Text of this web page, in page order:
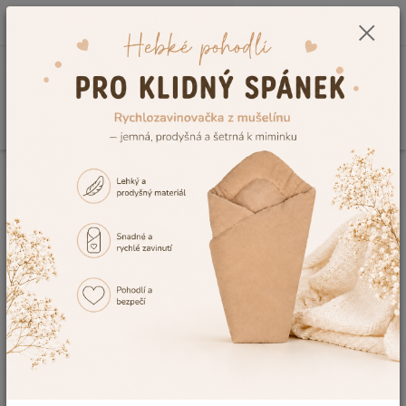
0,00 Kč
Dětský nábytek Doplňky do pokoje
Doplňky do dětského pokoje -
koše na hračky i dětská křesílka
Nakupujte také krásné doplňky do dětského pokojev
moderních designech. V naší nabídce můžete najít praktické
dětskéskládací koše na hračky
s motivy oblíbených
pohádkových či filmových hrdinů nebo neodolatelnádětská
křesílkaNew Baby v několika atraktivních barvách pro dívky i
chlapce.